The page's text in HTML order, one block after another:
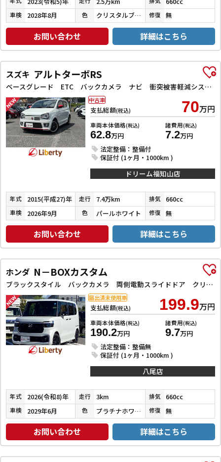
車検 2028年8月 色 クリスタルブラックパール 修復 無
お問い合わせ 詳細はこちら
スズキ アルトターボRS
ベースグレード ETC バックカメラ ナビ 衝突被害軽減システム オートライト HID スマートキー アイドリングストップ 電動格納ミラー シートヒーター AT 盗難防止システム ABS ESC アルミホイール
支払総額(税込) 70万円
車両本体価格(税込)
62.8万円
諸費用(税込)
7.2万円
法定整備：整備付
保証付 (1ヶ月・1000km )
中古車
ドリーム福知山店
年式 2015(平成27)年 走行 7.4万km 排気 660cc
車検 2026年9月 色 パールホワイト 修復 無
お問い合わせ 詳細はこちら
ホンダ N－BOXカスタム
ブラックスタイル バックカメラ 両側電動スライドドア クリアランスソナー オートクルーズコントロール レーンアシスト 衝突被害軽減システム オートライト LEDヘッドランプ スマートキー アイドリングストップ
支払総額(税込) 199.9万円
車両本体価格(税込)
190.2万円
諸費用(税込)
9.7万円
法定整備：整備無
保証付 (1ヶ月・1000km )
届出済未使用車
八尾店
年式 2026(令和8)年 走行 3km 排気 660cc
車検 2029年6月 色 プラチナホワイトパール 修復 無
お問い合わせ 詳細はこちら